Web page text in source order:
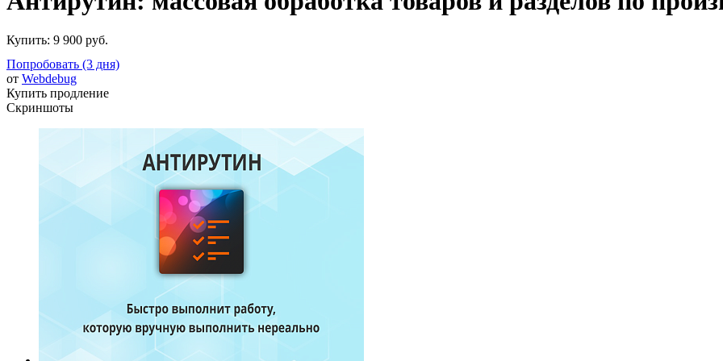
Купить: 9 900 руб.
Попробовать (3 дня)
от Webdebug
Купить продление
Скриншоты